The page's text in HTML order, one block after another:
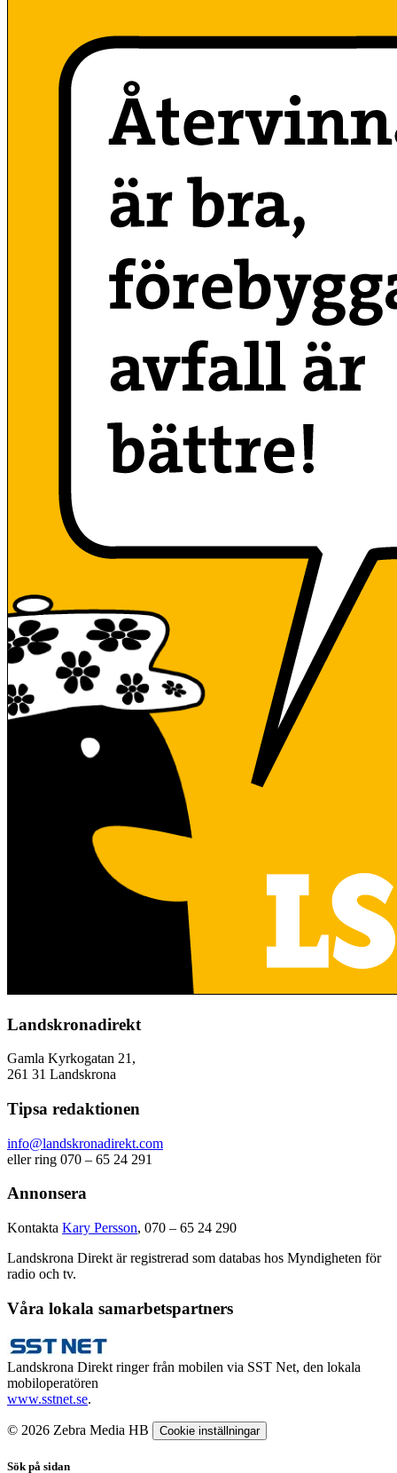
Landskronadirekt
Gamla Kyrkogatan 21,
261 31 Landskrona
Tipsa redaktionen
info@landskronadirekt.com
eller ring 070 – 65 24 291
Annonsera
Kontakta Kary Persson, 070 – 65 24 290
Landskrona Direkt är registrerad som databas hos Myndigheten för
radio och tv.
Våra lokala samarbetspartners
Landskrona Direkt ringer från mobilen via SST Net, den lokala
mobiloperatören
www.sstnet.se.
© 2026 Zebra Media HB Cookie inställningar
Sök på sidan